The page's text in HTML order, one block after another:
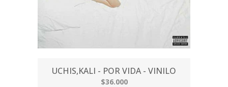
UCHIS,KALI - POR VIDA - VINILO
$36.000